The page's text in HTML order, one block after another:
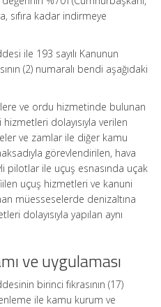
sıfıra kadar indirmeye
ile 193 sayılı Kanunun
(2) numaralı bendi aşağıdaki
ve ordu hizmetinde bulunan
dolayısıyla verilen
ve zamlar ile diğer kamu
görevlendirilen, hava
pilotlar ile uçuş esnasında uçak
uçuş hizmetleri ve kanuni
müesseselerde denizaltına
dolayısıyla yapılan aynı
ve uygulaması
birinci fıkrasının (17)
ile kamu kurum ve